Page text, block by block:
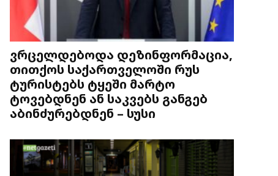
ვრცელდებოდა დეზინფორმაცია,
თითქოს საქართველოში რუს
ტურისტებს ტყეში მარტო
ტოვებდნენ ან საკვებს განგებ
აბინძურებდნენ – სუსი